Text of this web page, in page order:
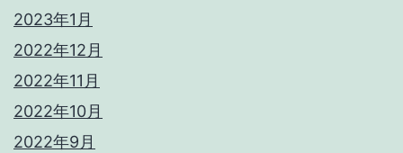
2023年1月
2022年12月
2022年11月
2022年10月
2022年9月